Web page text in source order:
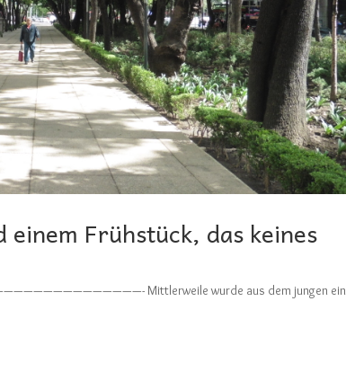
Frühstück, das keines
———————————————- Mittlerweile wurde aus dem jungen ein